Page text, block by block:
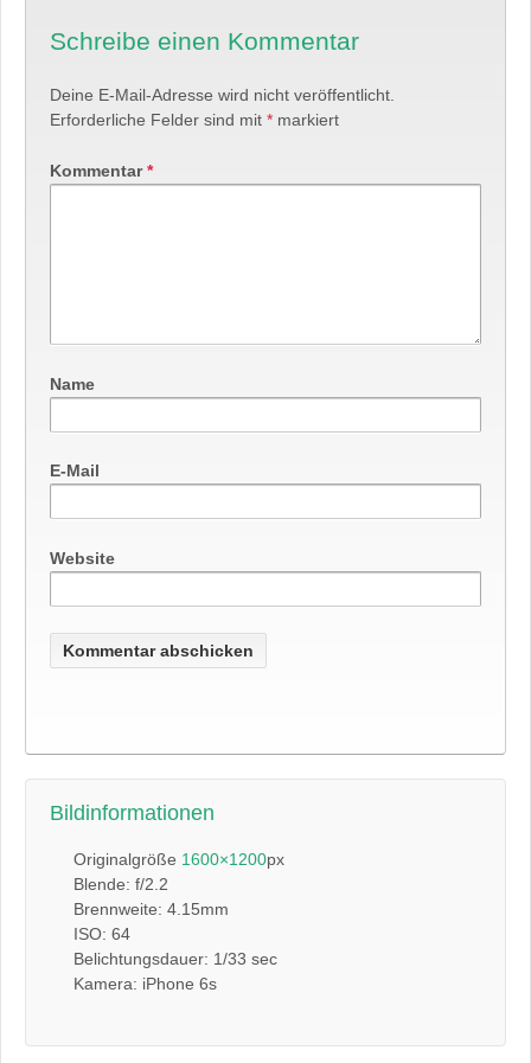
Schreibe einen Kommentar
Deine E-Mail-Adresse wird nicht veröffentlicht.
Erforderliche Felder sind mit * markiert
Kommentar*
Name
E-Mail
Website
Bildinformationen
Originalgröße 1600×1200px
Blende: f/2.2
Brennweite: 4.15mm
ISO: 64
Belichtungsdauer: 1/33 sec
Kamera: iPhone 6s